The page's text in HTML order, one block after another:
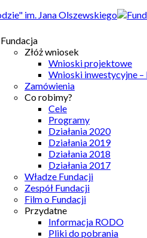
Fundacja
Złóż wniosek
Wnioski projektowe
Wnioski inwestycyjne –
Zamówienia
Co robimy?
Cele
Programy
Działania 2020
Działania 2019
Działania 2018
Działania 2017
Władze Fundacji
Zespół Fundacji
Film o Fundacji
Przydatne
Informacja RODO
Pliki do pobrania